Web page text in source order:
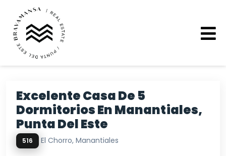
Excelente Casa De 5
Dormitorios En Manantiales,
Punta Del Este
516 El Chorro, Manantiales